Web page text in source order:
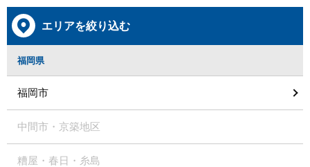
エリアを絞り込む
福岡県
福岡市
中間市・京築地区
糟屋・春日・糸島